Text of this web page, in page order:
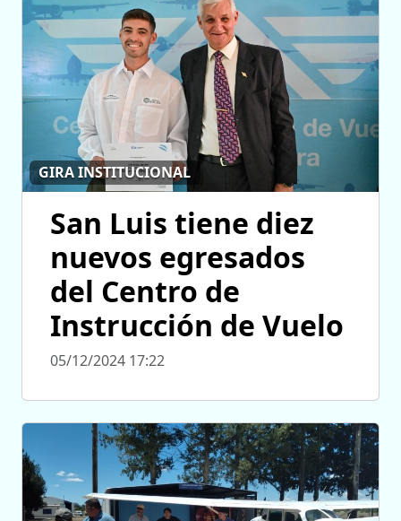
GIRA INSTITUCIONAL
San Luis tiene diez
nuevos egresados
del Centro de
Instrucción de Vuelo
05/12/2024 17:22